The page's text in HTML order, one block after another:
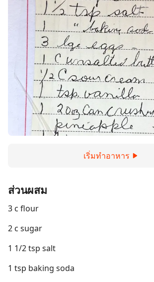
เริ่มทำอาหาร
ส่วนผสม
3 c flour
2 c sugar
1 1/2 tsp salt
1 tsp baking soda